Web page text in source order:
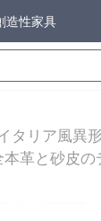
造性家具
タリア風異
革と砂皮